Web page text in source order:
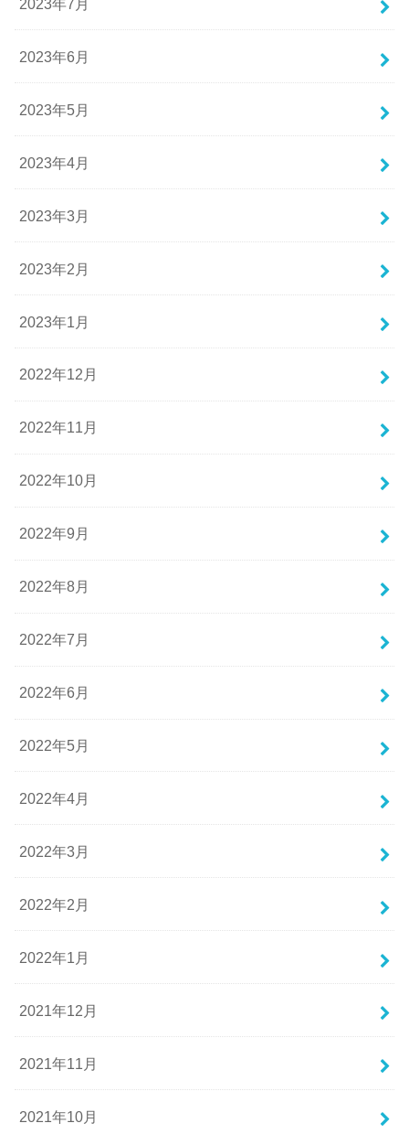
2023年7月
2023年6月
2023年5月
2023年4月
2023年3月
2023年2月
2023年1月
2022年12月
2022年11月
2022年10月
2022年9月
2022年8月
2022年7月
2022年6月
2022年5月
2022年4月
2022年3月
2022年2月
2022年1月
2021年12月
2021年11月
2021年10月